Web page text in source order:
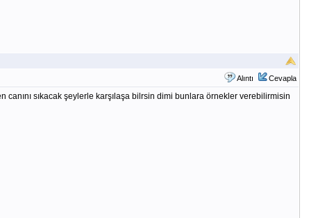
Alıntı Cevapla
sıkacak şeylerle karşılaşa bilrsin dimi bunlara örnekler verebilirmisin